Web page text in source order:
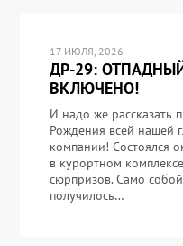
17 ИЮЛЯ, 2026
ДР-29:
ВКЛЮЧЕНО!
И надо же рассказать
Рождения всей нашей
компании! Состоялся
в курортном
сюрпризов. Само
получилось…